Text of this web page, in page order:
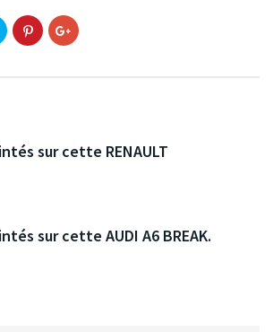
sur cette RENAULT
sur cette AUDI A6 BREAK.